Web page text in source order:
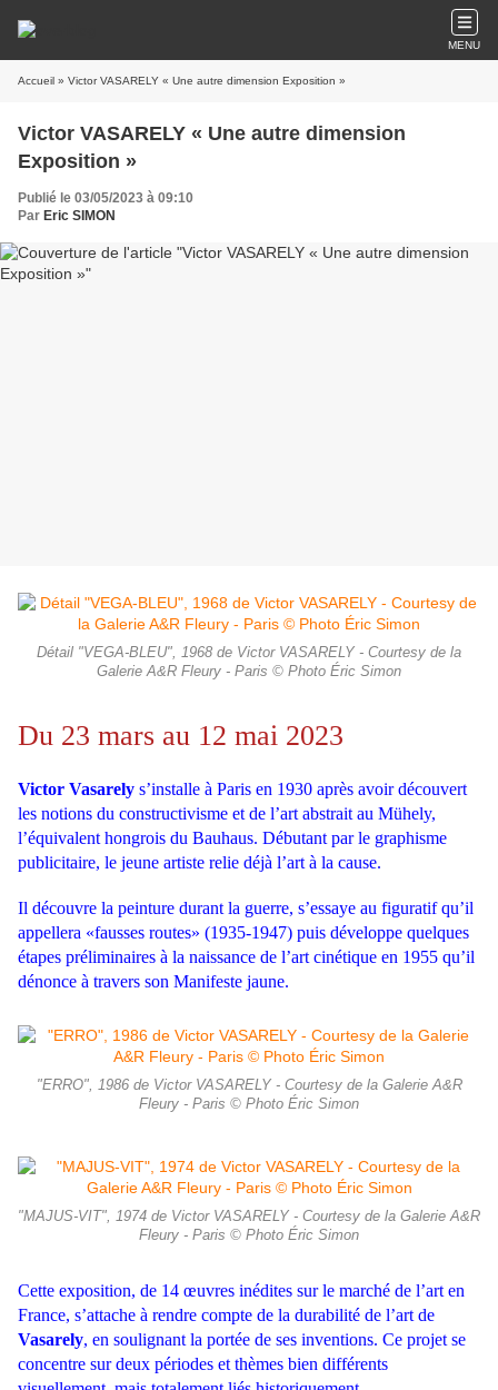
MENU
Accueil » Victor VASARELY « Une autre dimension Exposition »
Victor VASARELY « Une autre dimension
Exposition »
Publié le 03/05/2023 à 09:10
Par Eric SIMON
Détail "VEGA-BLEU", 1968 de Victor VASARELY - Courtesy de la
Galerie A&R Fleury - Paris © Photo Éric Simon
Du 23 mars au 12 mai 2023
Victor Vasarely s’installe à Paris en 1930 après avoir découvert
les notions du constructivisme et de l’art abstrait au Mühely,
l’équivalent hongrois du Bauhaus. Débutant par le graphisme
publicitaire, le jeune artiste relie déjà l’art à la cause.
Il découvre la peinture durant la guerre, s’essaye au figuratif qu’il
appellera «fausses routes» (1935-1947) puis développe quelques
étapes préliminaires à la naissance de l’art cinétique en 1955 qu’il
dénonce à travers son Manifeste jaune.
"ERRO", 1986 de Victor VASARELY - Courtesy de la Galerie A&R
Fleury - Paris © Photo Éric Simon
"MAJUS-VIT", 1974 de Victor VASARELY - Courtesy de la Galerie A&R
Fleury - Paris © Photo Éric Simon
Cette exposition, de 14 œuvres inédites sur le marché de l’art en
France, s’attache à rendre compte de la durabilité de l’art de
Vasarely, en soulignant la portée de ses inventions. Ce projet se
concentre sur deux périodes et thèmes bien différents